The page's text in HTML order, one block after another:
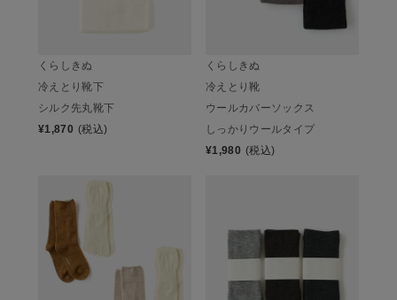
くらしきぬ
冷えとり靴下
シルク先丸靴下
¥1,870 (税込)
くらしきぬ
冷えとり靴
ウールカバーソックス
しっかりウールタイプ
¥1,980 (税込)